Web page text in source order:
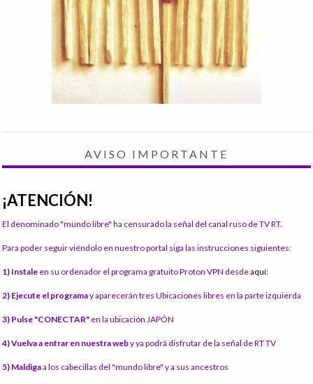
AVISO IMPORTANTE
¡ATENCIÓN!
El denominado "mundo libre" ha censurado la señal del canal ruso de TV RT.
Para poder seguir viéndolo en nuestro portal siga las instrucciones siguientes:
1) Instale en su ordenador el programa gratuito Proton VPN desdeaquí:
2) Ejecute el programay aparecerán tres Ubicaciones libres en la parte izquierda
3) Pulse "CONECTAR" en la ubicación JAPÓN
4) Vuelva a entrar en nuestra weby ya podrá disfrutar de la señal de RT TV
5) Maldigaa los cabecillas del "mundo libre" y a sus ancestros